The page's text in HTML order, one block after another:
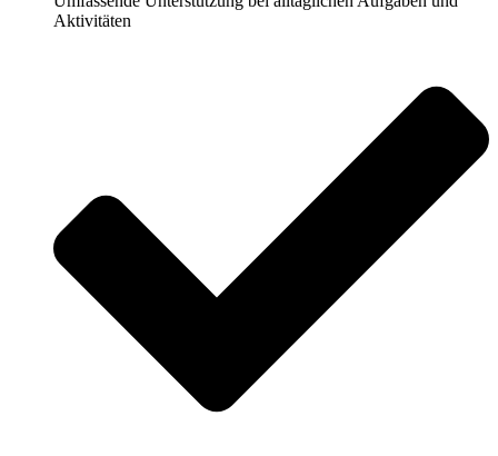
Aktivitäten